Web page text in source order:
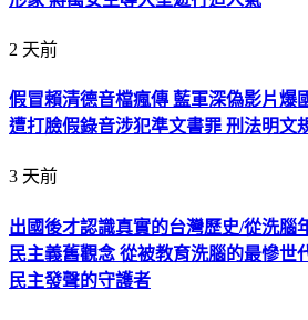
2 天前
假冒賴清德音檔瘋傳 藍軍深偽影片爆
遭打臉假錄音涉犯準文書罪 刑法明文
3 天前
出國後才認識真實的台灣歷史/從洗腦
民主義舊觀念 從被教育洗腦的最慘世
民主發聲的守護者